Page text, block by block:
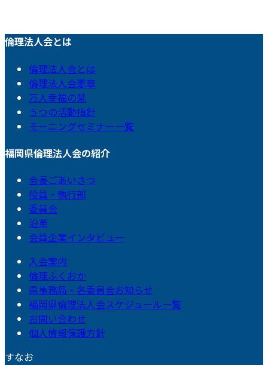
倫理法人会とは
倫理法人会とは
倫理法人会憲章
万人幸福の栞
５つの活動指針
モーニングセミナー一覧
福岡県倫理法人会の紹介
会長ごあいさつ
役員・執行部
委員会
沿革
会員企業インタビュー
入会案内
倫理ふくおか
県事務局・各委員会お知らせ
福岡県倫理法人会スケジュール一覧
お問い合わせ
個人情報保護方針
すなお